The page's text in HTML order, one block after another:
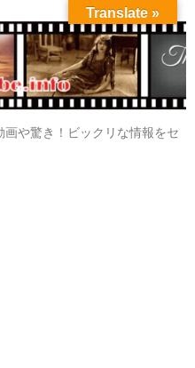
や驚き！ビックリな情報をセ
Translate »